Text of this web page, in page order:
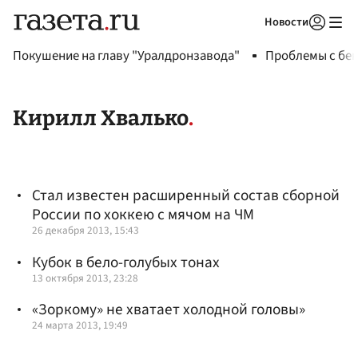
Новости
Покушение на главу "Уралдронзавода" Проблемы с
Кирилл Хвалько
Стал известен расширенный состав сборной
России по хоккею с мячом на ЧМ
26 декабря 2013, 15:43
Кубок в бело-голубых тонах
13 октября 2013, 23:28
«Зоркому» не хватает холодной головы»
24 марта 2013, 19:49